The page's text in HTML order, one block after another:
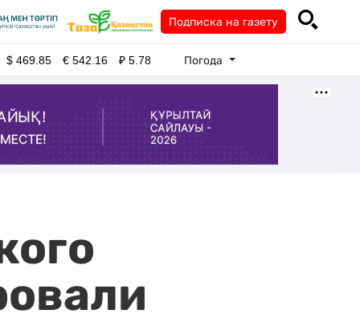
Подписка на газету
$469.85 €542.16 ₽5.78 Погода